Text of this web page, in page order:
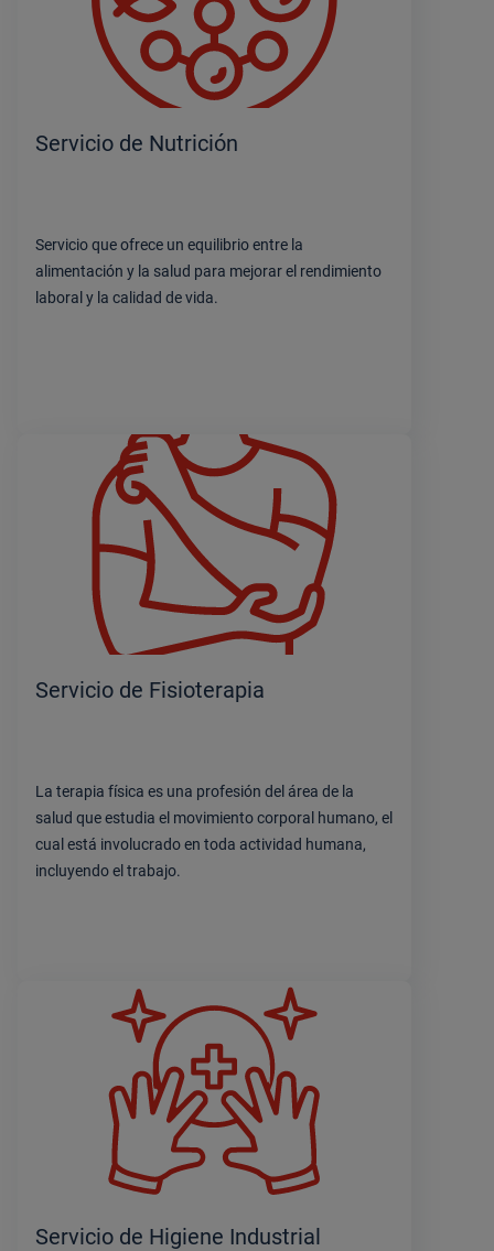
Servicio de Nutrición
Servicio que ofrece un equilibrio entre la
alimentación y la salud para mejorar el rendimiento
laboral y la calidad de vida.
Servicio de Fisioterapia
La terapia física es una profesión del área de la
salud que estudia el movimiento corporal humano, el
cual está involucrado en toda actividad humana,
incluyendo el trabajo.
Servicio de Higiene Industrial